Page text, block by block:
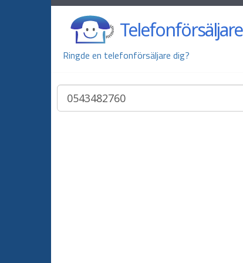
Telefonförsäljare
Ringde en telefonförsäljare dig?